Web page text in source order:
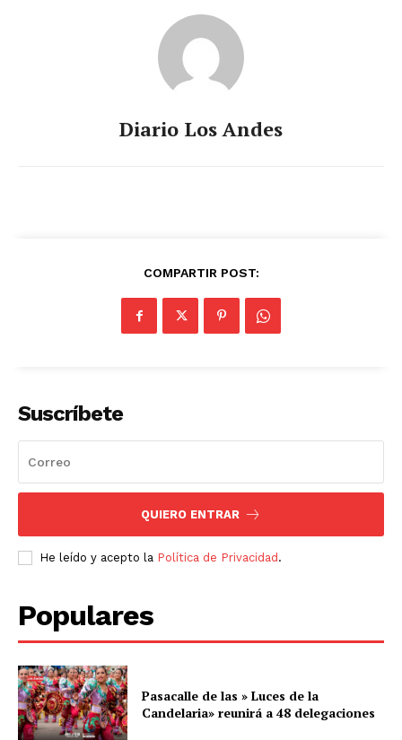
Diario Los Andes
COMPARTIR POST:
Suscríbete
QUIERO ENTRAR
He leído y acepto la Política de Privacidad .
Populares
Pasacalle de las » Luces de la
Candelaria» reunirá a 48 delegaciones